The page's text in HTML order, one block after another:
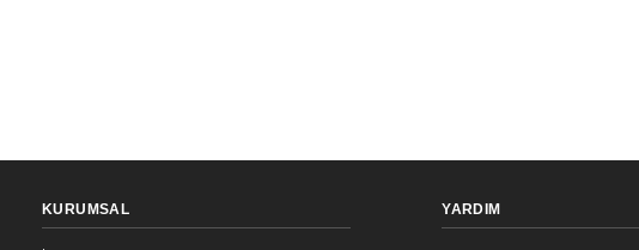
KURUMSAL YARDIM